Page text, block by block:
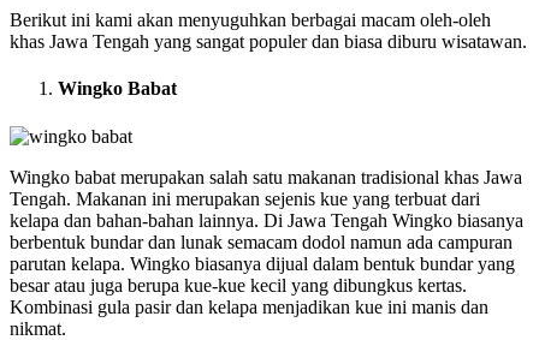
Berikut ini kami akan menyuguhkan berbagai macam oleh-oleh
khas Jawa Tengah yang sangat populer dan biasa diburu wisatawan.
Wingko Babat
Wingko babat merupakan salah satu makanan tradisional khas Jawa
Tengah. Makanan ini merupakan sejenis kue yang terbuat dari
kelapa dan bahan-bahan lainnya. Di Jawa Tengah Wingko biasanya
berbentuk bundar dan lunak semacam dodol namun ada campuran
parutan kelapa. Wingko biasanya dijual dalam bentuk bundar yang
besar atau juga berupa kue-kue kecil yang dibungkus kertas.
Kombinasi gula pasir dan kelapa menjadikan kue ini manis dan
nikmat.